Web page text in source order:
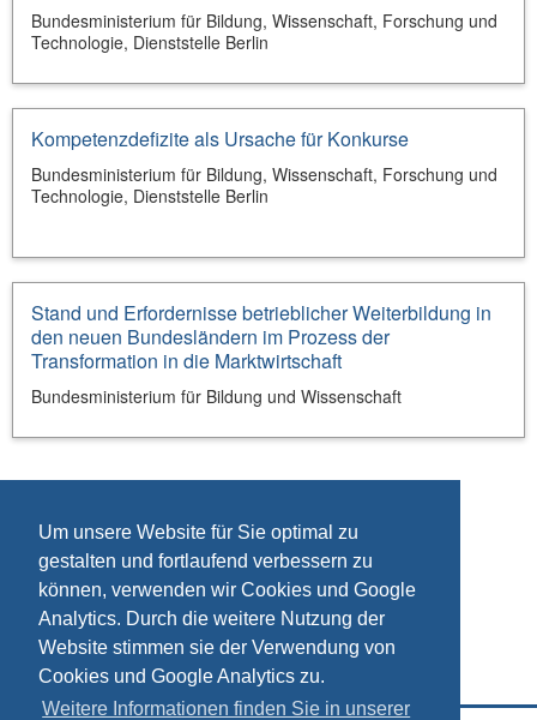
Um unsere Website für Sie optimal zu
gestalten und fortlaufend verbessern zu
können, verwenden wir Cookies und Google
Analytics. Durch die weitere Nutzung der
Website stimmen sie der Verwendung von
Cookies und Google Analytics zu.
Weitere Informationen finden Sie in unserer
Bundesministerium für Bildung, Wissenschaft, Forschung und
Technologie, Dienststelle Berlin
Kompetenzdefizite als Ursache für Konkurse
Bundesministerium für Bildung, Wissenschaft, Forschung und
Technologie, Dienststelle Berlin
Stand und Erfordernisse betrieblicher Weiterbildung in
den neuen Bundesländern im Prozess der
Transformation in die Marktwirtschaft
Bundesministerium für Bildung und Wissenschaft